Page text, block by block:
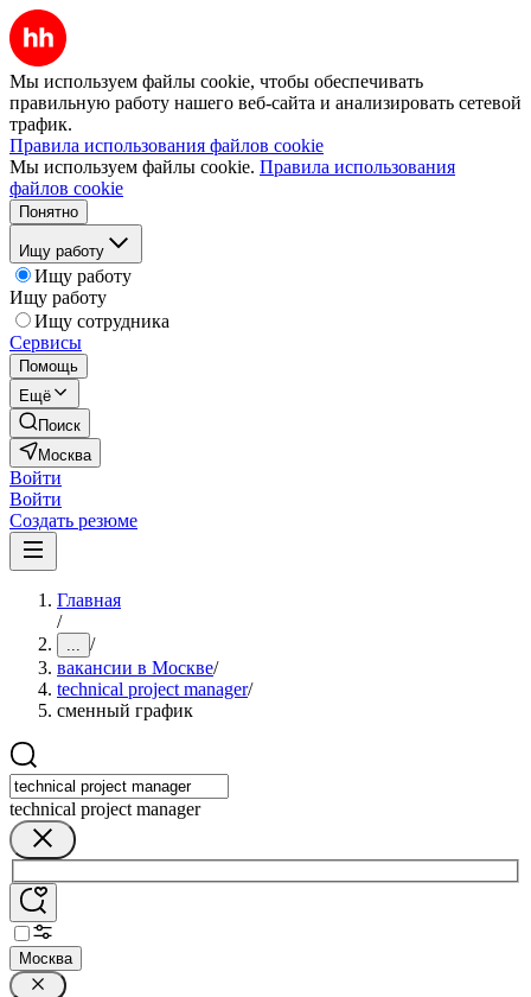
Мы используем файлы cookie, чтобы обеспечивать
правильную работу нашего веб-сайта и анализировать сетевой
трафик.
Правила использования файлов cookie
Мы используем файлы cookie. Правила использования
файлов cookie
Понятно
Ищу работу
Ищу работу
Ищу работу
Ищу сотрудника
Сервисы
Помощь
Ещё
Поиск
Москва
Войти
Войти
Создать резюме
Главная
/
... /
вакансии в Москве/
technical project manager/
сменный график
technical project manager
Москва